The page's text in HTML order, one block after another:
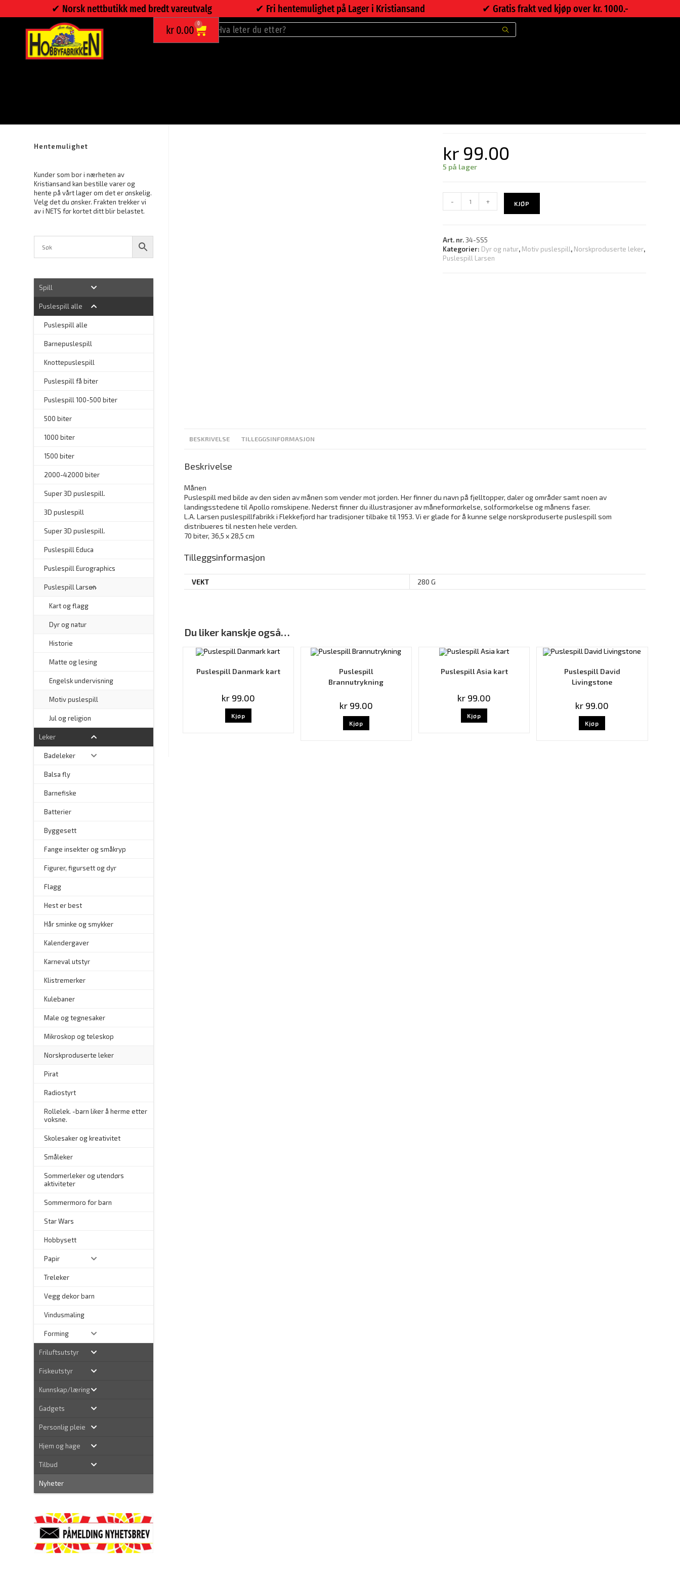
✔︎ Norsk nettbutikk med bredt vareutvalg ✔︎ Fri hentemulighet på Lager i Kristiansand ✔︎ Gratis frakt ved kjøp over kr. 1000.-
kr0.00 0
kr 99.00
5 på lager
- + KJØP
Art. nr.34-SS5
Kategorier: Dyr og natur, Motiv puslespill, Norskproduserte leker,
Puslespill Larsen
BESKRIVELSE TILLEGGSINFORMASJON
Beskrivelse
Månen
Puslespill med bilde av den siden av månen som vender mot jorden. Her finner du navn på fjelltopper, daler og områder samt noen av
landingsstedene til Apollo romskipene. Nederst finner du illustrasjoner av måneformørkelse, solformørkelse og månens faser.
L.A. Larsen puslespillfabrikk i Flekkefjord har tradisjoner tilbake til 1953. Vi er glade for å kunne selge norskproduserte puslespill som
distribueres til nesten hele verden.
70 biter, 36,5 x 28,5 cm
Tilleggsinformasjon
VEKT 280 G
Du liker kanskje også…
Puslespill Danmark kart
kr99.00
Kjøp
Puslespill
Brannutrykning
kr99.00
Kjøp
Puslespill Asia kart
kr 99.00
Kjøp
Puslespill David
Livingstone
kr 99.00
Kjøp
Hentemulighet
Kunder som bor i nærheten av
Kristiansand kan bestille varer og
hente på vårt lager om det er ønskelig.
Velg det du ønsker. Frakten trekker vi
av i NETS før kortet ditt blir belastet.
Spill
Puslespill alle
Puslespill alle
Barnepuslespill
Knottepuslespill
Puslespill få biter
Puslespill 100-500 biter
500 biter
1000 biter
1500 biter
2000-42000 biter
Super 3D puslespill.
3D puslespill
Super 3D puslespill.
Puslespill Educa
Puslespill Eurographics
Puslespill Larsen
Kart og flagg
Dyr og natur
Historie
Matte og lesing
Engelsk undervisning
Motiv puslespill
Jul og religion
Leker
Badeleker
Balsa fly
Barnefiske
Batterier
Byggesett
Fange insekter og småkryp
Figurer, figursett og dyr
Flagg
Hest er best
Hår sminke og smykker
Kalendergaver
Karneval utstyr
Klistremerker
Kulebaner
Male og tegnesaker
Mikroskop og teleskop
Norskproduserte leker
Pirat
Radiostyrt
Rollelek. -barn liker å herme etter
voksne.
Skolesaker og kreativitet
Småleker
Sommerleker og utendørs
aktiviteter
Sommermoro for barn
Star Wars
Hobbysett
Papir
Treleker
Vegg dekor barn
Vindusmaling
Forming
Friluftsutstyr
Fiskeutstyr
Kunnskap/læring
Gadgets
Personlig pleie
Hjem og hage
Tilbud
Nyheter